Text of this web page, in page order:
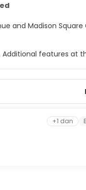
Madison Square
features at
Complimentary
bathrooms with
a 24-hour front
+1 dan